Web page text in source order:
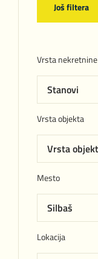
Još filtera
Vrsta nekretnine
Vrsta objekta
Mesto
Lokacija